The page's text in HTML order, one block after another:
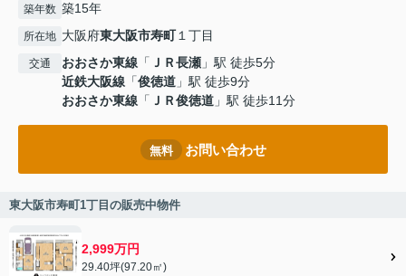
築年数 築15年
所在地 大阪府東大阪市寿町１丁目
交通 おおさか東線 「 ＪＲ長瀬 」駅 徒歩5分
近鉄大阪線 「俊徳道 」駅 徒歩9分
おおさか東線 「 ＪＲ俊徳道 」駅 徒歩11分
無料 お問い合わせ
東大阪市寿町1丁目の販売中物件
2,999万円
29.40坪(97.20㎡)